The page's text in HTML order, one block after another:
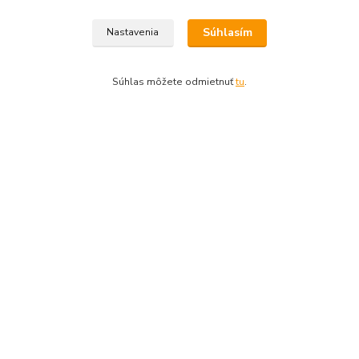
Nastavenia Súhlasím
Súhlas môžete odmietnuťtu.